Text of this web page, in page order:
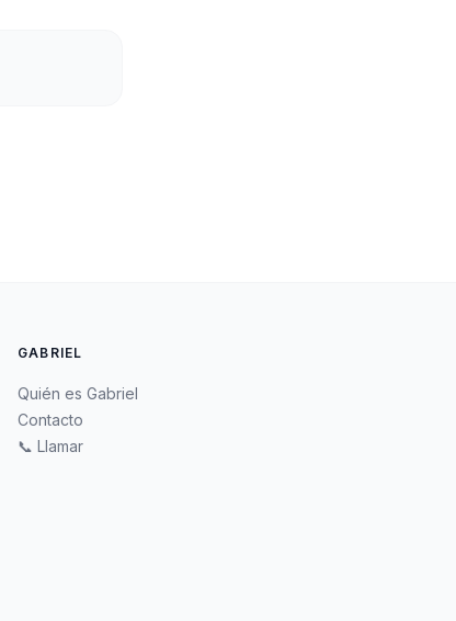
GABRIEL
Quién es Gabriel
Contacto
📞 Llamar